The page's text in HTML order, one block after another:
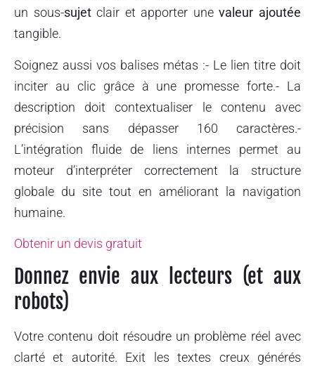
un sous-sujetclair et apporter unevaleur ajoutée
tangible.
Soignez aussi vos balises métas :- Le lien titre doit
inciter au clic grâce à une promesse forte.- La
description doit contextualiser le contenu avec
précision sans dépasser 160 caractères.-
L’intégration fluide de liens internes permet au
moteur d’interpréter correctement la structure
globale du site tout en améliorant la navigation
humaine.
Obtenir un devis gratuit
Donnez envie aux lecteurs (et aux
robots)
Votre contenu doit résoudre un problème réel avec
clarté et autorité. Exit les textes creux générés